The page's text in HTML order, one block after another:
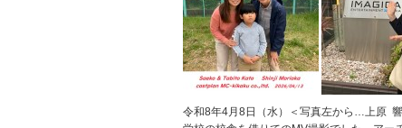
令和8年4月8日（水）＜写真左から…上原